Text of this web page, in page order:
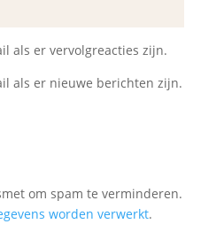
als er vervolgreacties zijn.
als er nieuwe berichten zijn.
om spam te verminderen.
worden verwerkt.